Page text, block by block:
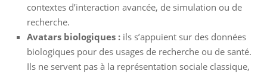
contextes d’interaction avancée, de simulation ou de
recherche.
Avatars biologiques : ils s’appuient sur des données
biologiques pour des usages de recherche ou de santé.
Ils ne servent pas à la représentation sociale classique,